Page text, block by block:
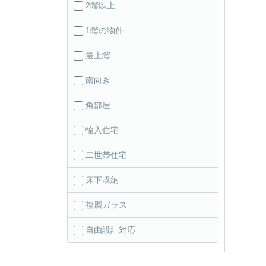
2階以上
1階の物件
最上階
南向き
角部屋
輸入住宅
二世帯住宅
床下収納
複層ガラス
自由設計対応